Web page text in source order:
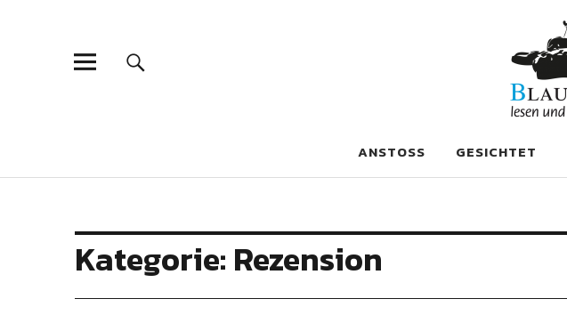
Blaue Narzisse
ANSTOSS GESICHTET
Kategorie: Rezension